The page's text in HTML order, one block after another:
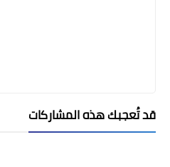
قد تُعجبك هذه المشاركات